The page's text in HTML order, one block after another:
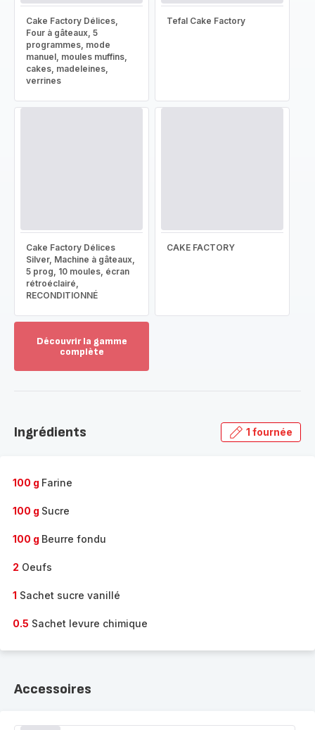
Cake Factory Délices,
Four à gâteaux, 5
programmes, mode
manuel, moules muffins,
cakes, madeleines,
verrines
Tefal Cake Factory
Cake Factory Délices
Silver, Machine à gâteaux,
5 prog, 10 moules, écran
rétroéclairé,
RECONDITIONNÉ
CAKE FACTORY
Découvrir la gamme
complète
gamme
Ingrédients 1 fournée
100 g Farine
100 g Sucre
100 g Beurre fondu
2 Oeufs
1 Sachet sucre vanillé
0.5 Sachet levure chimique
Accessoires